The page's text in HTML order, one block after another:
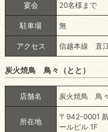
宴会 20名様まで
駐車場 無
アクセス 信越本線 直
炭火焼鳥 鳥々（とと）
店舗名 炭火焼鳥 鳥々
所在地
〒942-0001
ールビル 1F